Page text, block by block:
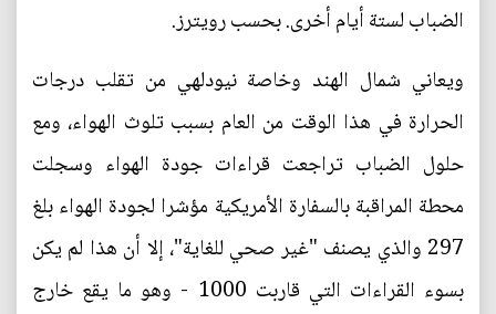
الضباب لستة أيام أخرى. بحسب رويترز.
ويعاني شمال الهند وخاصة نيودلهي من تقلب درجات
الحرارة في هذا الوقت من العام بسبب تلوث الهواء، ومع
حلول الضباب تراجعت قراءات جودة الهواء وسجلت
محطة المراقبة بالسفارة الأمريكية مؤشرا لجودة الهواء بلغ
297 والذي يصنف "غير صحي للغاية"، إلا أن هذا لم يكن
بسوء القراءات التي قاربت 1000 - وهو ما يقع خارج